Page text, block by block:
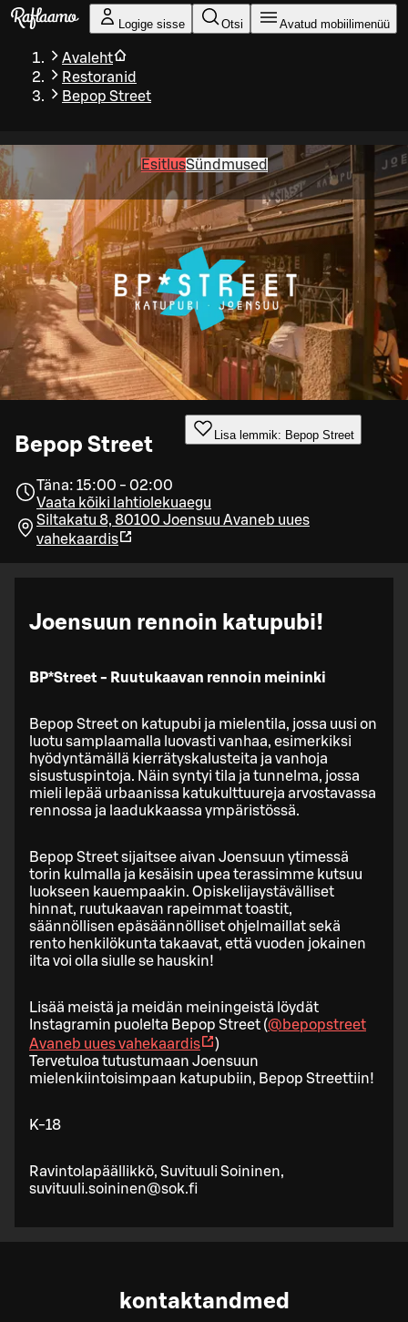
Liigu peamise sisu juurde
Logige sisse Otsi Avatud mobiilimenüü
Avaleht
Restoranid
Bepop Street
EsitlusSündmused
Bepop Street Lisa lemmik: Bepop Street
Täna: 15:00 - 02:00
Vaata kõiki lahtiolekuaegu
Siltakatu 8, 80100 Joensuu Avaneb uues
vahekaardis
Joensuun rennoin katupubi!
BP*Street - Ruutukaavan rennoin meininki
Bepop Street on katupubi ja mielentila, jossa uusi on
luotu samplaamalla luovasti vanhaa, esimerkiksi
hyödyntämällä kierrätyskalusteita ja vanhoja
sisustuspintoja. Näin syntyi tila ja tunnelma, jossa
mieli lepää urbaanissa katukulttuureja arvostavassa
rennossa ja laadukkaassa ympäristössä.
Bepop Street sijaitsee aivan Joensuun ytimessä
torin kulmalla ja kesäisin upea terassimme kutsuu
luokseen kauempaakin. Opiskelijaystävälliset
hinnat, ruutukaavan rapeimmat toastit,
säännöllisen epäsäännölliset ohjelmaillat sekä
rento henkilökunta takaavat, että vuoden jokainen
ilta voi olla siulle se hauskin!
Lisää meistä ja meidän meiningeistä löydät
Instagramin puolelta Bepop Street (@bepopstreet
Avaneb uues vahekaardis
)
Tervetuloa tutustumaan Joensuun
mielenkiintoisimpaan katupubiin, Bepop Streettiin!
K-18
Ravintolapäällikkö, Suvituuli Soininen,
suvituuli.soininen@sok.fi
kontaktandmed